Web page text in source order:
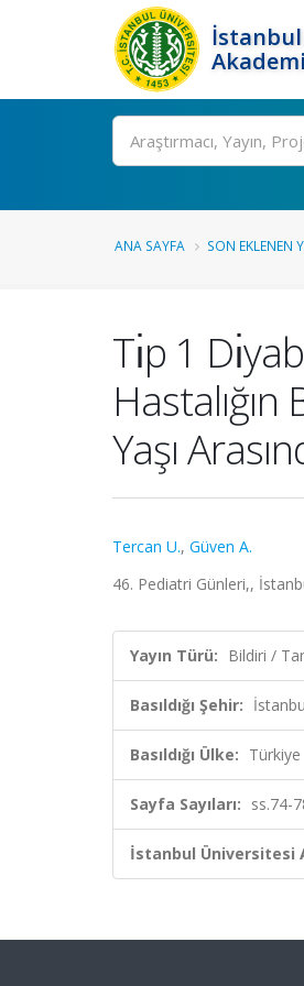
Ara
ANA SAYFA SON EKLENEN
Tı̇p 1
Hastalığın
Yaşı
Tercan U., Güven A.
46. Pediatri Günleri,,
Yayın Türü: Bildiri /
Basıldığı Şehir:
Basıldığı Ülke: Türkiye
Sayfa Sayıları: ss.74-
İstanbul Üniversitesi